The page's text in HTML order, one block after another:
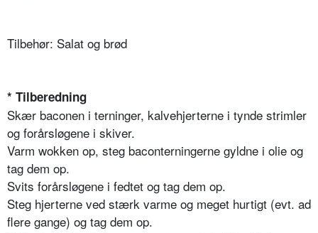
Tilbehør: Salat og brød
* Tilberedning
Skær baconen i terninger, kalvehjerterne i tynde strimler
og forårsløgene i skiver.
Varm wokken op, steg baconterningerne gyldne i olie og
tag dem op.
Svits forårsløgene i fedtet og tag dem op.
Steg hjerterne ved stærk varme og meget hurtigt (evt. ad
flere gange) og tag dem op.